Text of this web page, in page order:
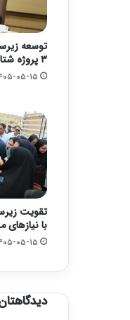
توسعه
۳ پروژه شتاب گرفت
۱۴۰۵-۰۵-
تقویت
با
۱۴۰۵-۰۵-